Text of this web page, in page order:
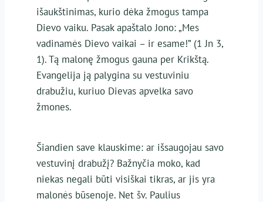
išaukštinimas, kurio dėka žmogus tampa
Dievo vaiku. Pasak apaštalo Jono: „Mes
vadinamės Dievo vaikai – ir esame!” (1 Jn 3,
1). Tą malonę žmogus gauna per Krikštą.
Evangelija ją palygina su vestuviniu
drabužiu, kuriuo Dievas apvelka savo
žmones.
Šiandien save klauskime: ar išsaugojau savo
vestuvinį drabužį? Bažnyčia moko, kad
niekas negali būti visiškai tikras, ar jis yra
malonės būsenoje. Net šv. Paulius